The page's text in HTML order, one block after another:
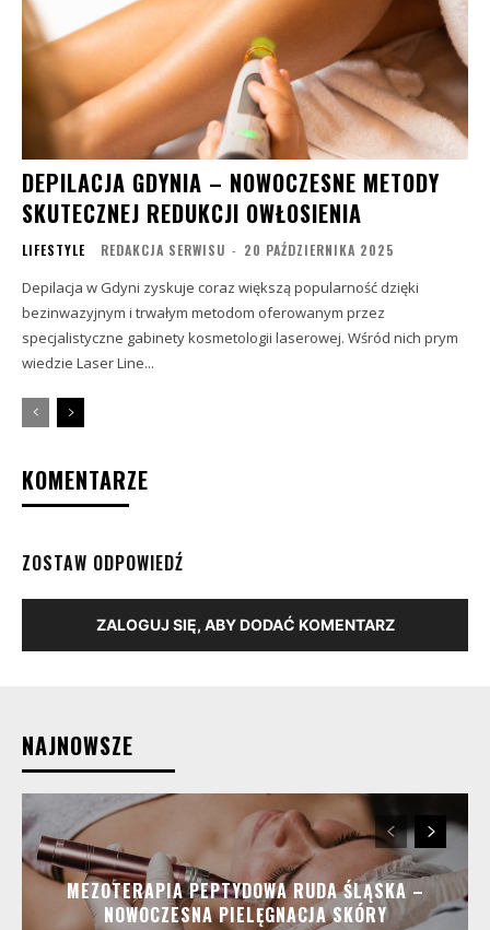
DEPILACJA GDYNIA – NOWOCZESNE METODY
SKUTECZNEJ REDUKCJI OWŁOSIENIA
LIFESTYLE REDAKCJA SERWISU - 20 PAŹDZIERNIKA 2025
Depilacja w Gdyni zyskuje coraz większą popularność dzięki
bezinwazyjnym i trwałym metodom oferowanym przez
specjalistyczne gabinety kosmetologii laserowej. Wśród nich prym
wiedzie Laser Line...
KOMENTARZE
ZOSTAW ODPOWIEDŹ
ZALOGUJ SIĘ, ABY DODAĆ KOMENTARZ
NAJNOWSZE
MEZOTERAPIA PEPTYDOWA RUDA ŚLĄSKA –
NOWOCZESNA PIELĘGNACJA SKÓRY